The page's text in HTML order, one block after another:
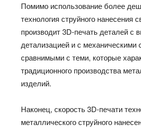
Помимо использование более
технология струйного нанесения
производит 3D-печать деталей с
детализацией и с механическими
сравнимыми с теми, которые
традиционного производства
изделий.
Наконец, скорость 3D-печати
металлического струйного